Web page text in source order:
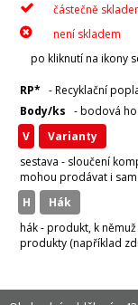
částečně
není skladem
po kliknutí na ikony
RP* - Recyklační
Body/ks - bodová
v
varianty
sestava - sloučení
mohou prodávat i
H
hák
hák - produkt, k
produkty (například